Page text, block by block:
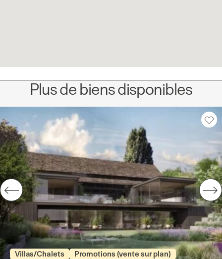
Plus de biens disponibles
Villas/Chalets
Promotions (vente sur plan)